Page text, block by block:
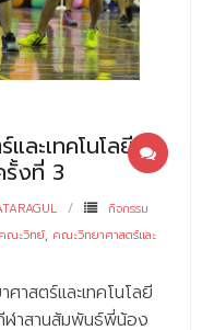
ละเทคโนโลยี
งที่ 3
กิจกรรม
ณะวิทย์, คณะวิทยาศาสตร์และ
าสตร์และเทคโนโลยี
ฬาสานสัมพันธ์พี่น้อง